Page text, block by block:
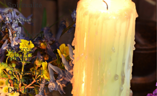
Spiritualité
Voyance
Lithothérapie
Œuvres
éditoriales
Oracles LE
CHANT DES
DRUIDESSES